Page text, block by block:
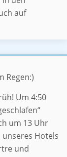
auf
Regen:)
Um 4:50
um 13 Uhr
Hotels
und